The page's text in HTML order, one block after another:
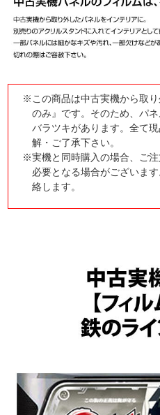
※この商品は中古実機から取
のみ』です。そのため、パ
バラツキがあります。全て
解・ご了承下さい。
※実機と同時購入の場合、ご
必要となる場合がございま
絡します。